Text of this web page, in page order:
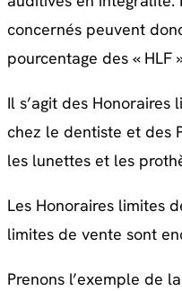
concernés peuvent
pourcentage des « HLF
Il s’agit des Honoraires
chez le dentiste et des
les lunettes et les
Les Honoraires limites
limites de vente sont
Prenons l’exemple de